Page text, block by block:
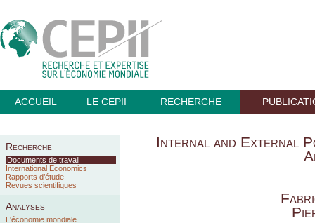
ACCUEIL LE CEPII RECHERCHE
Recherche
Documents de travail
International Economics
Rapports d’étude
Revues scientifiques
Analyses
L'économie mondiale
Internal and External